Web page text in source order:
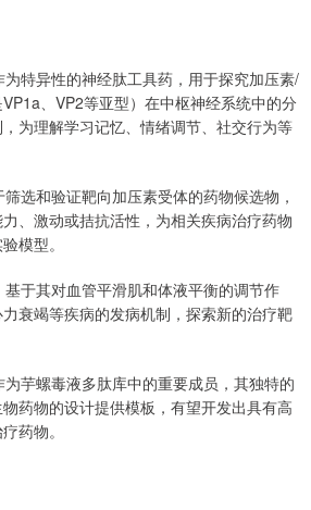
特异性的神经肽工具药，用于探究加压素/
、VP2等亚型）在中枢神经系统中的分
为理解学习记忆、情绪调节、社交行为等
选和验证靶向加压素受体的药物候选物，
、激动或拮抗活性，为相关疾病治疗药物
模型。
于其对血管平滑肌和体液平衡的调节作
衰竭等疾病的发病机制，探索新的治疗靶
芋螺毒液多肽库中的重要成员，其独特的
药物的设计提供模板，有望开发出具有高
药物。